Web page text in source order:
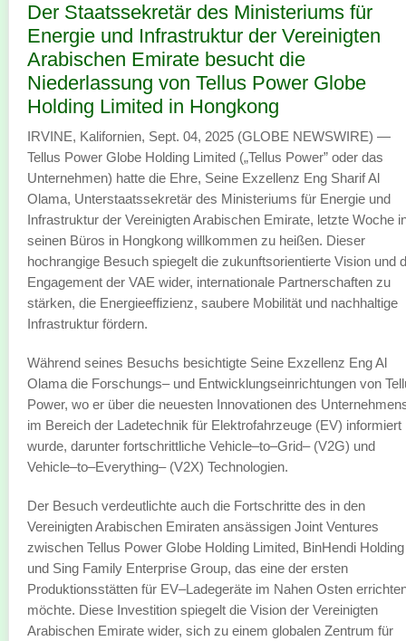
Der Staatssekretär des Ministeriums für
Energie und Infrastruktur der Vereinigten
Arabischen Emirate besucht die
Niederlassung von Tellus Power Globe
Holding Limited in Hongkong
IRVINE, Kalifornien, Sept. 04, 2025 (GLOBE NEWSWIRE) —
Tellus Power Globe Holding Limited („Tellus Power” oder das
Unternehmen) hatte die Ehre, Seine Exzellenz Eng Sharif Al
Olama, Unterstaatssekretär des Ministeriums für Energie und
Infrastruktur der Vereinigten Arabischen Emirate, letzte Woche
seinen Büros in Hongkong willkommen zu heißen. Dieser
hochrangige Besuch spiegelt die zukunftsorientierte Vision und
Engagement der VAE wider, internationale Partnerschaften zu
stärken, die Energieeffizienz, saubere Mobilität und nachhaltige
Infrastruktur fördern.
Während seines Besuchs besichtigte Seine Exzellenz Eng Al
Olama die Forschungs– und Entwicklungseinrichtungen von
Power, wo er über die neuesten Innovationen des
im Bereich der Ladetechnik für Elektrofahrzeuge (EV) informiert
wurde, darunter fortschrittliche Vehicle–to–Grid– (V2G) und
Vehicle–to–Everything– (V2X) Technologien.
Der Besuch verdeutlichte auch die Fortschritte des in den
Vereinigten Arabischen Emiraten ansässigen Joint Ventures
zwischen Tellus Power Globe Holding Limited, BinHendi Holding
und Sing Family Enterprise Group, das eine der ersten
Produktionsstätten für EV–Ladegeräte im Nahen Osten
möchte. Diese Investition spiegelt die Vision der Vereinigten
Arabischen Emirate wider, sich zu einem globalen Zentrum für